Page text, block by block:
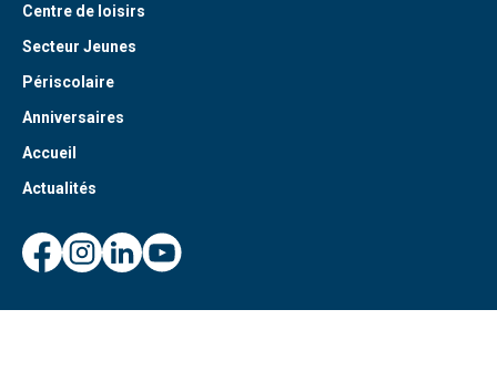
Centre de loisirs
Secteur Jeunes
Périscolaire
Anniversaires
Accueil
Actualités